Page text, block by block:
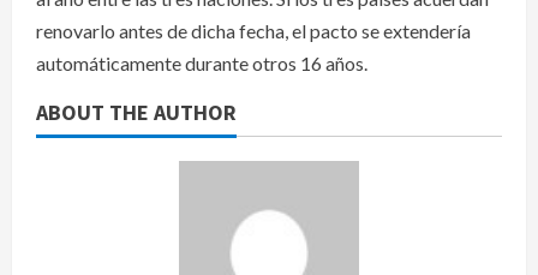
renovarlo antes de dicha fecha, el pacto se extendería
automáticamente durante otros 16 años.
ABOUT THE AUTHOR